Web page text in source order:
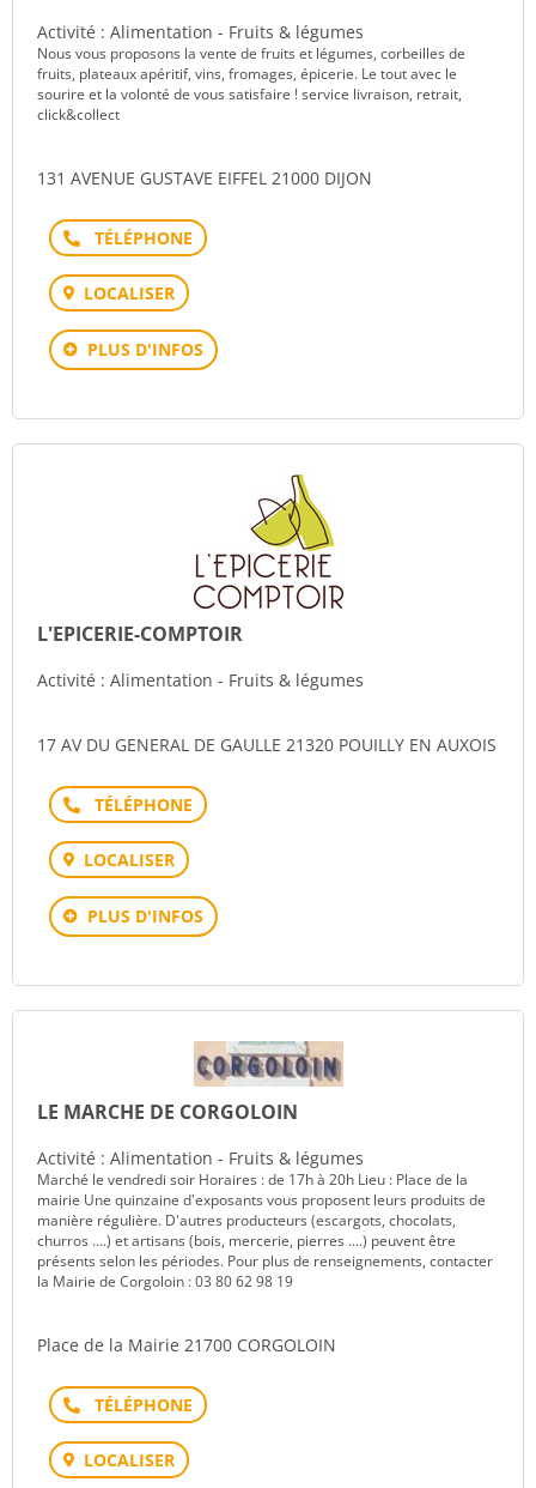
Activité : Alimentation - Fruits & légumes
Nous vous proposons la vente de fruits et légumes, corbeilles de
fruits, plateaux apéritif, vins, fromages, épicerie. Le tout avec le
sourire et la volonté de vous satisfaire ! service livraison, retrait,
click&collect
131 AVENUE GUSTAVE EIFFEL 21000 DIJON
Téléphone
LOCALISER
PLUS D'INFOS
L'EPICERIE-COMPTOIR
Activité : Alimentation - Fruits & légumes
17 AV DU GENERAL DE GAULLE 21320 POUILLY EN AUXOIS
Téléphone
LOCALISER
PLUS D'INFOS
LE MARCHE DE CORGOLOIN
Activité : Alimentation - Fruits & légumes
Marché le vendredi soir Horaires : de 17h à 20h Lieu : Place de la
mairie Une quinzaine d'exposants vous proposent leurs produits de
manière régulière. D'autres producteurs (escargots, chocolats,
churros ....) et artisans (bois, mercerie, pierres ....) peuvent être
présents selon les périodes. Pour plus de renseignements, contacter
la Mairie de Corgoloin : 03 80 62 98 19
Place de la Mairie 21700 CORGOLOIN
Téléphone
LOCALISER